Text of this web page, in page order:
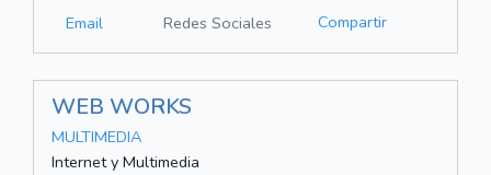
Email
Redes Sociales Compartir
WEB WORKS
MULTIMEDIA
Internet y Multimedia